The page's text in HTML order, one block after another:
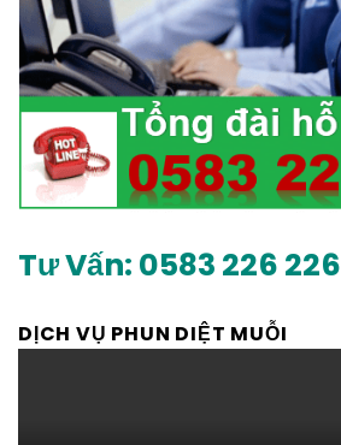
Tư Vấn: 0583 226 226
DỊCH VỤ PHUN DIỆT MUỖI